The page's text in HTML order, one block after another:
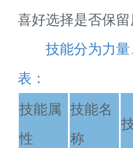
喜好选择是否保
技能分为力
表：
技能属
性
技能名
称